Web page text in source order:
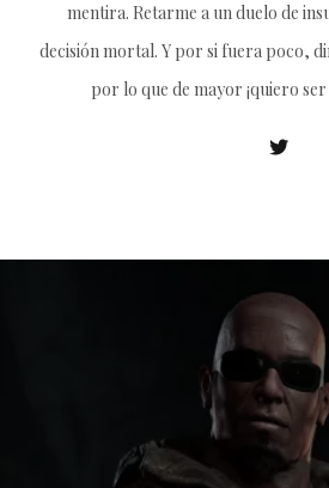
mentira. Retarme a un duelo de
decisión mortal. Y por si fuera poco,
por lo que de mayor ¡quiero